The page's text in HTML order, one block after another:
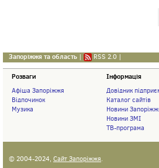
Запоріжжя та область | RSS 2.0 |
Розваги
Афіша Запоріжжя
Відпочинок
Музика
Інформація
Довідник
Каталог сайтів
Новини
Новини ЗМІ
ТВ-програма
© 2004-2024, Сайт Запоріжжя.